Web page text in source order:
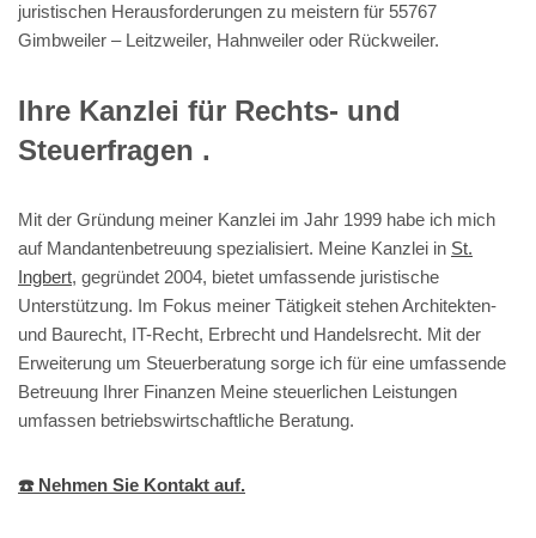
juristischen Herausforderungen zu meistern für 55767
Gimbweiler – Leitzweiler, Hahnweiler oder Rückweiler.
Ihre Kanzlei für Rechts- und
Steuerfragen .
Mit der Gründung meiner Kanzlei im Jahr 1999 habe ich mich
auf Mandantenbetreuung spezialisiert. Meine Kanzlei in St.
Ingbert, gegründet 2004, bietet umfassende juristische
Unterstützung. Im Fokus meiner Tätigkeit stehen Architekten-
und Baurecht, IT-Recht, Erbrecht und Handelsrecht. Mit der
Erweiterung um Steuerberatung sorge ich für eine umfassende
Betreuung Ihrer Finanzen Meine steuerlichen Leistungen
umfassen betriebswirtschaftliche Beratung.
☎️ Nehmen Sie Kontakt auf.